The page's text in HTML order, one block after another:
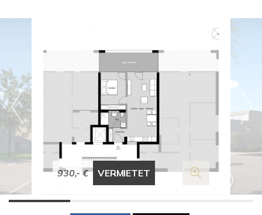
930,- € VERMIETET